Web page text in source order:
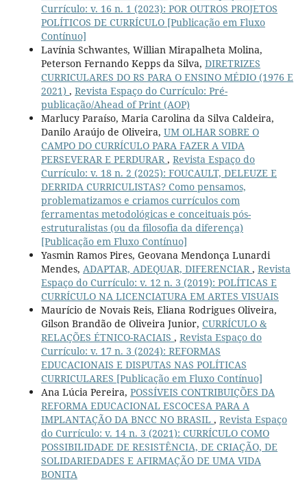
Currículo: v. 16 n. 1 (2023): POR OUTROS PROJETOS
POLÍTICOS DE CURRÍCULO [Publicação em Fluxo
Contínuo]
Lavínia Schwantes, Willian Mirapalheta Molina,
Peterson Fernando Kepps da Silva, DIRETRIZES
CURRICULARES DO RS PARA O ENSINO MÉDIO (1976 E
2021) , Revista Espaço do Currículo: Pré-
publicação/Ahead of Print (AOP)
Marlucy Paraíso, Maria Carolina da Silva Caldeira,
Danilo Araújo de Oliveira, UM OLHAR SOBRE O
CAMPO DO CURRÍCULO PARA FAZER A VIDA
PERSEVERAR E PERDURAR, Revista Espaço do
Currículo: v. 18 n. 2 (2025): FOUCAULT, DELEUZE E
DERRIDA CURRICULISTAS? Como pensamos,
problematizamos e criamos currículos com
ferramentas metodológicas e conceituais pós-
estruturalistas (ou da filosofia da diferença)
[Publicação em Fluxo Contínuo]
Yasmin Ramos Pires, Geovana Mendonça Lunardi
Mendes, ADAPTAR, ADEQUAR, DIFERENCIAR, Revista
Espaço do Currículo: v. 12 n. 3 (2019): POLÍTICAS E
CURRÍCULO NA LICENCIATURA EM ARTES VISUAIS
Maurício de Novais Reis, Eliana Rodrigues Oliveira,
Gilson Brandão de Oliveira Junior, CURRÍCULO &
RELAÇÕES ÉTNICO-RACIAIS , Revista Espaço do
Currículo: v. 17 n. 3 (2024): REFORMAS
EDUCACIONAIS E DISPUTAS NAS POLÍTICAS
CURRICULARES [Publicação em Fluxo Contínuo]
Ana Lúcia Pereira, POSSÍVEIS CONTRIBUIÇÕES DA
REFORMA EDUCACIONAL ESCOCESA PARA A
IMPLANTAÇÃO DA BNCC NO BRASIL , Revista Espaço
do Currículo: v. 14 n. 3 (2021): CURRÍCULO COMO
POSSIBILIDADE DE RESISTÊNCIA, DE CRIAÇÃO, DE
SOLIDARIEDADES E AFIRMAÇÃO DE UMA VIDA
BONITA